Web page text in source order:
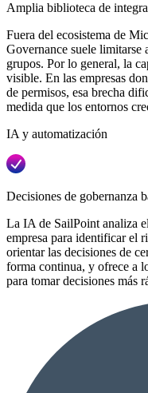
Amplia biblioteca de
Fuera del ecosistema de
Governance suele limitarse
grupos. Por lo general, la
visible. En las empresas
de permisos, esa brecha
medida que los entornos
IA y automatización
Decisiones de gobernanza
La IA de SailPoint analiza
empresa para identificar el
orientar las decisiones de
forma continua, y ofrece a
para tomar decisiones más